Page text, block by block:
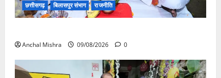
छत्तीसगढ़ बिलासपुर संभाग राजनीति
Anchal Mishra 09/08/2026 0